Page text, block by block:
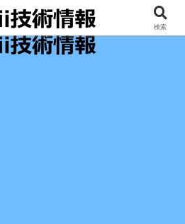
技術の情報インフラ。
検索